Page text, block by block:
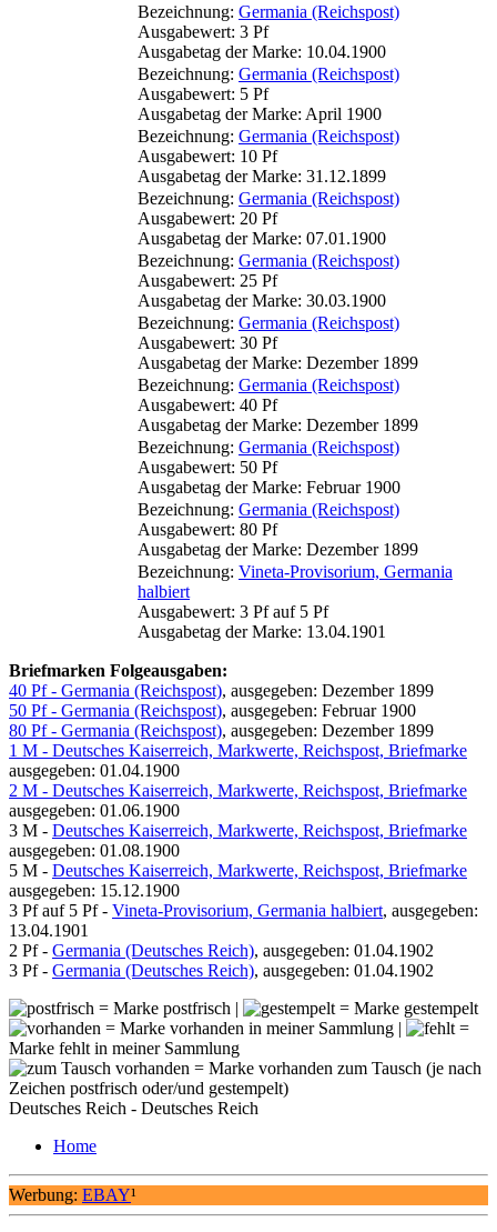
Bezeichnung: Germania (Reichspost)
Ausgabewert: 3 Pf
Ausgabetag der Marke: 10.04.1900
Bezeichnung: Germania (Reichspost)
Ausgabewert: 5 Pf
Ausgabetag der Marke: April 1900
Bezeichnung: Germania (Reichspost)
Ausgabewert: 10 Pf
Ausgabetag der Marke: 31.12.1899
Bezeichnung: Germania (Reichspost)
Ausgabewert: 20 Pf
Ausgabetag der Marke: 07.01.1900
Bezeichnung: Germania (Reichspost)
Ausgabewert: 25 Pf
Ausgabetag der Marke: 30.03.1900
Bezeichnung: Germania (Reichspost)
Ausgabewert: 30 Pf
Ausgabetag der Marke: Dezember 1899
Bezeichnung: Germania (Reichspost)
Ausgabewert: 40 Pf
Ausgabetag der Marke: Dezember 1899
Bezeichnung: Germania (Reichspost)
Ausgabewert: 50 Pf
Ausgabetag der Marke: Februar 1900
Bezeichnung: Germania (Reichspost)
Ausgabewert: 80 Pf
Ausgabetag der Marke: Dezember 1899
Bezeichnung: Vineta-Provisorium, Germania
halbiert
Ausgabewert: 3 Pf auf 5 Pf
Ausgabetag der Marke: 13.04.1901
Briefmarken Folgeausgaben:
40 Pf - Germania (Reichspost), ausgegeben: Dezember 1899
50 Pf - Germania (Reichspost), ausgegeben: Februar 1900
80 Pf - Germania (Reichspost), ausgegeben: Dezember 1899
1 M - Deutsches Kaiserreich, Markwerte, Reichspost, Briefmarke
ausgegeben: 01.04.1900
2 M - Deutsches Kaiserreich, Markwerte, Reichspost, Briefmarke
ausgegeben: 01.06.1900
3 M - Deutsches Kaiserreich, Markwerte, Reichspost, Briefmarke
ausgegeben: 01.08.1900
5 M - Deutsches Kaiserreich, Markwerte, Reichspost, Briefmarke
ausgegeben: 15.12.1900
3 Pf auf 5 Pf - Vineta-Provisorium, Germania halbiert, ausgegeben:
13.04.1901
2 Pf - Germania (Deutsches Reich), ausgegeben: 01.04.1902
3 Pf - Germania (Deutsches Reich), ausgegeben: 01.04.1902
= Marke postfrisch |
= Marke gestempelt
= Marke vorhanden in meiner Sammlung |
=
Marke fehlt in meiner Sammlung
= Marke vorhanden zum Tausch (je nach
Zeichen postfrisch oder/und gestempelt)
Deutsches Reich - Deutsches Reich
Home
Werbung: EBAY¹